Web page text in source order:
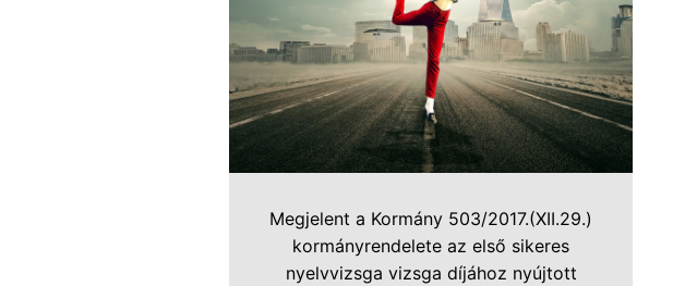
Megjelent a Kormány 503/2017.(XII.29.)
kormányrendelete az első sikeres
nyelvvizsga vizsga díjához nyújtott